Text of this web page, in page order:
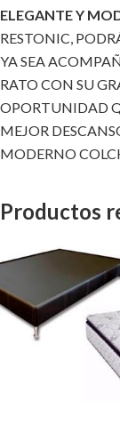
ELEGANTE Y
RESTONIC,
YA SEA
RATO CON SU
OPORTUNIDAD
MEJOR
MODERNO
Productos